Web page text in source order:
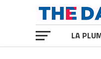
LA